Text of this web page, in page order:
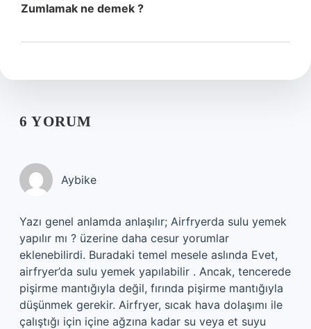
Zumlamak ne demek ?
6 YORUM
Aybike
Yazı genel anlamda anlaşılır; Airfryerda sulu yemek
yapılır mı ? üzerine daha cesur yorumlar
eklenebilirdi. Buradaki temel mesele aslında Evet,
airfryer’da sulu yemek yapılabilir . Ancak, tencerede
pişirme mantığıyla değil, fırında pişirme mantığıyla
düşünmek gerekir. Airfryer, sıcak hava dolaşımı ile
çalıştığı için içine ağzına kadar su veya et suyu